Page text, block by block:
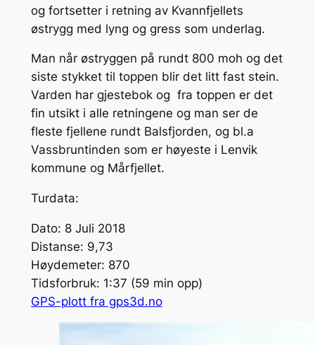
og fortsetter i retning av Kvannfjellets
østrygg med lyng og gress som underlag.
Man når østryggen på rundt 800 moh og det
siste stykket til toppen blir det litt fast stein.
Varden har gjestebok og fra toppen er det
fin utsikt i alle retningene og man ser de
fleste fjellene rundt Balsfjorden, og bl.a
Vassbruntinden som er høyeste i Lenvik
kommune og Mårfjellet.
Turdata:
Dato: 8 Juli 2018
Distanse: 9,73
Høydemeter: 870
Tidsforbruk: 1:37 (59 min opp)
GPS-plott fra gps3d.no